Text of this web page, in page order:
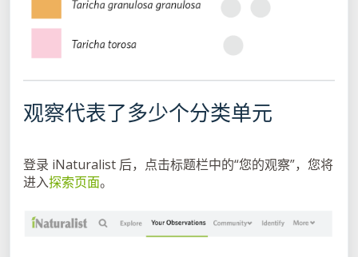
观察代表了多少个分类单元
登录 iNaturalist 后，点击标题栏中的“您的观察”，您将
进入探索页面。